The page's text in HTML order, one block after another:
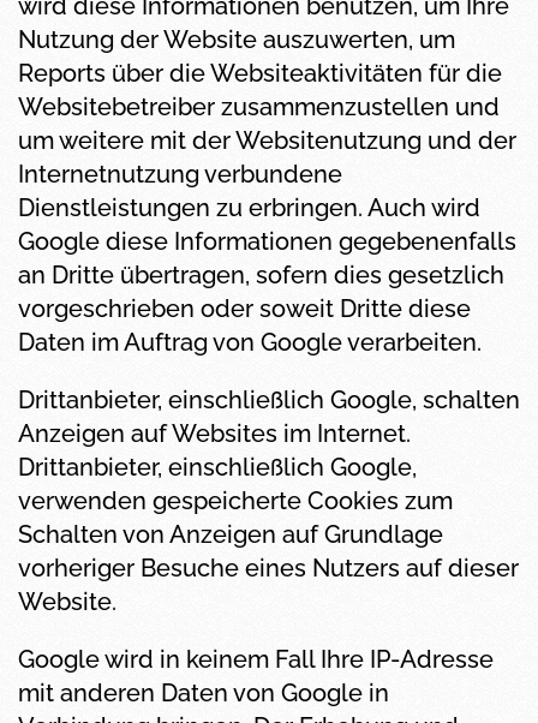
wird diese Informationen benutzen, um Ihre
Nutzung der Website auszuwerten, um
Reports über die Websiteaktivitäten für die
Websitebetreiber zusammenzustellen und
um weitere mit der Websitenutzung und der
Internetnutzung verbundene
Dienstleistungen zu erbringen. Auch wird
Google diese Informationen gegebenenfalls
an Dritte übertragen, sofern dies gesetzlich
vorgeschrieben oder soweit Dritte diese
Daten im Auftrag von Google verarbeiten.
Drittanbieter, einschließlich Google, schalten
Anzeigen auf Websites im Internet.
Drittanbieter, einschließlich Google,
verwenden gespeicherte Cookies zum
Schalten von Anzeigen auf Grundlage
vorheriger Besuche eines Nutzers auf dieser
Website.
Google wird in keinem Fall Ihre IP-Adresse
mit anderen Daten von Google in